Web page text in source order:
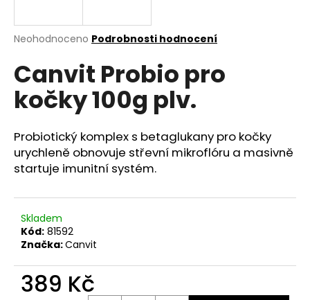
Průměrné
produktu
je
0,0
hvězdiček.
Neohodnoceno Podrobnosti hodnocení
Canvit Probio pro
kočky 100g plv.
Probiotický komplex s betaglukany pro kočky
urychleně obnovuje střevní mikroflóru a masivně
startuje imunitní systém.
Skladem
Kód: 81592
Značka:Canvit
389 Kč
j
t
?
HLEDAT
D
o
p
o